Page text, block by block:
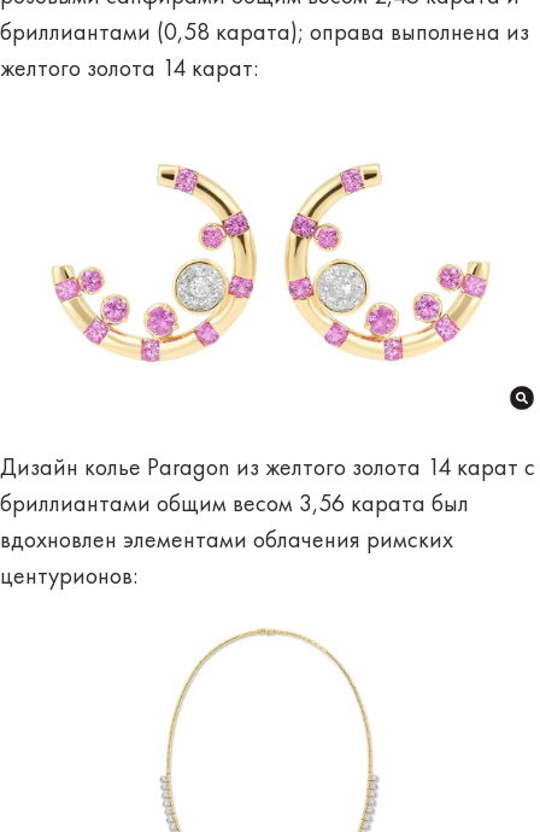
бриллиантами (0,58 карата); оправа выполнена из
желтого золота 14 карат:
Дизайн колье Paragon из желтого золота 14 карат с
бриллиантами общим весом 3,56 карата был
вдохновлен элементами облачения римских
центурионов: